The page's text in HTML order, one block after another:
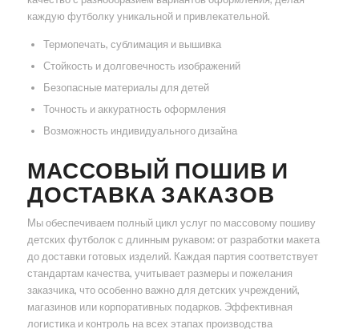
каждую футболку уникальной и привлекательной.
Термопечать, сублимация и вышивка
Стойкость и долговечность изображений
Безопасные материалы для детей
Точность и аккуратность оформления
Возможность индивидуального дизайна
МАССОВЫЙ ПОШИВ И
ДОСТАВКА ЗАКАЗОВ
Мы обеспечиваем полный цикл услуг по массовому пошиву
детских футболок с длинным рукавом: от разработки макета
до доставки готовых изделий. Каждая партия соответствует
стандартам качества, учитывает размеры и пожелания
заказчика, что особенно важно для детских учреждений,
магазинов или корпоративных подарков. Эффективная
логистика и контроль на всех этапах производства